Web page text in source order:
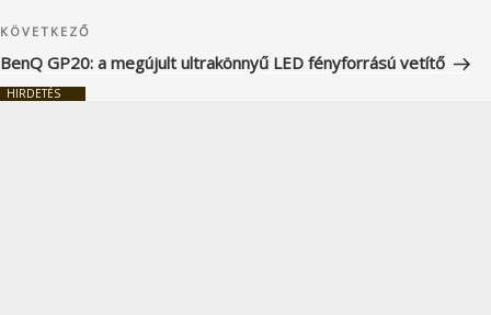
Következő
bejegyzés
KÖVETKEZŐ
BenQ GP20: a megújult ultrakönnyű LED fényforrású vetítő
HIRDETÉS